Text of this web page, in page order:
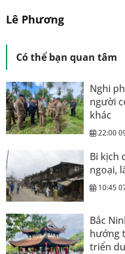
Lê Phương
Có thể bạn quan tâm
Nghi
người
khác
22:00
Bi kịch
ngoại,
10:45
Bắc
hướng
triển